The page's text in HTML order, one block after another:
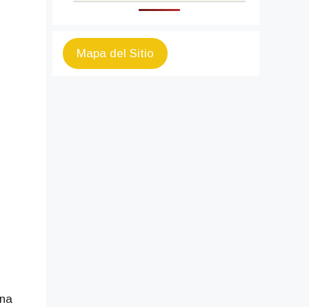
Mapa del Sitio